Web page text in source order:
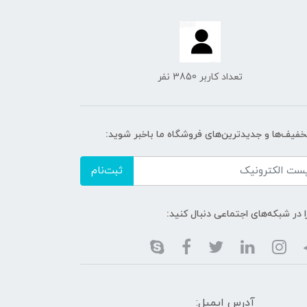
تعداد کاربر 3850 نفر
و جدیدترین‌های فروشگاه ما باخبر شوید:
ثبت‌نام
در شبکه‌های اجتماعی دنبال کنید:
آدرس ایمیل: